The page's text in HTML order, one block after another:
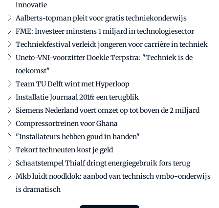
innovatie
Aalberts-topman pleit voor gratis techniekonderwijs
FME: Investeer minstens 1 miljard in technologiesector
Techniekfestival verleidt jongeren voor carrière in techniek
Uneto-VNI-voorzitter Doekle Terpstra: "Techniek is de
toekomst"
Team TU Delft wint met Hyperloop
Installatie Journaal 2016: een terugblik
Siemens Nederland voert omzet op tot boven de 2 miljard
Compressortreinen voor Ghana
"Installateurs hebben goud in handen"
Tekort techneuten kost je geld
Schaatstempel Thialf dringt energiegebruik fors terug
Mkb luidt noodklok: aanbod van technisch vmbo-onderwijs
is dramatisch